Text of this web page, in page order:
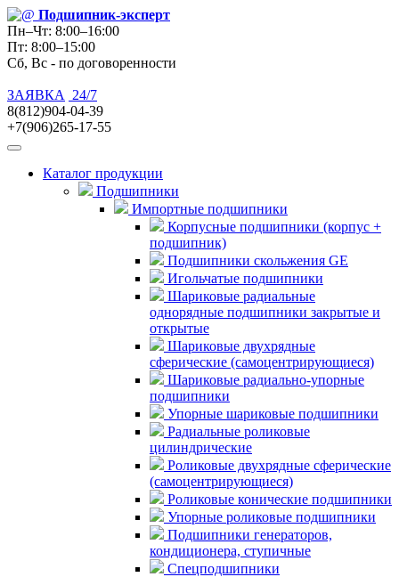
Подшипник-эксперт
Пн–Чт: 8:00–16:00
Пт: 8:00–15:00
Сб, Вс - по договоренности
ЗАЯВКА
24/7
8(812)904-04-39
+7(906)265-17-55
Каталог продукции
Подшипники
Импортные подшипники
Корпусные подшипники (корпус +
подшипник)
Подшипники скольжения GE
Игольчатые подшипники
Шариковые радиальные
однорядные подшипники закрытые и
открытые
Шариковые двухрядные
сферические (самоцентрирующиеся)
Шариковые радиально-упорные
подшипники
Упорные шариковые подшипники
Радиальные роликовые
цилиндрические
Роликовые двухрядные сферические
(самоцентрирующиеся)
Роликовые конические подшипники
Упорные роликовые подшипники
Подшипники генераторов,
кондиционера, ступичные
Спецподшипники